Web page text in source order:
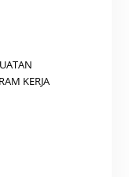
KERJA